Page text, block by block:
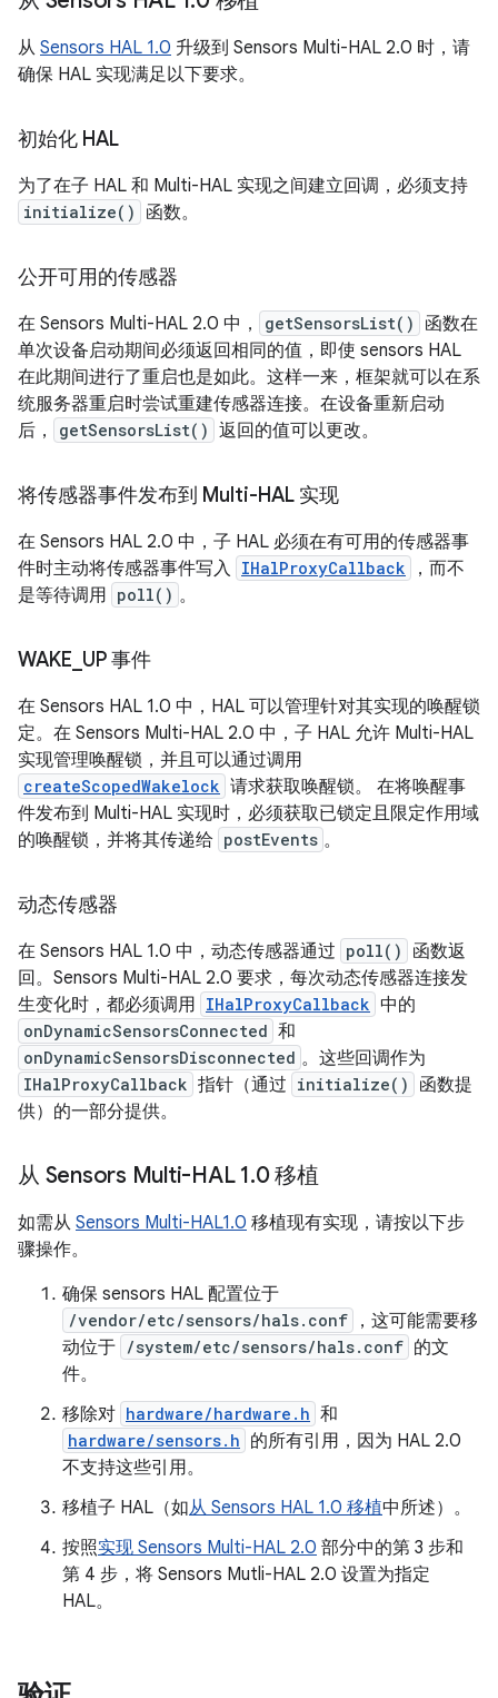
从 Sensors HAL 1.0 升级到 Sensors Multi-HAL 2.0 时，请
确保 HAL 实现满足以下要求。
初始化 HAL
为了在子 HAL 和 Multi-HAL 实现之间建立回调，必须支持
initialize() 函数。
公开可用的传感器
在 Sensors Multi-HAL 2.0 中， getSensorsList()
函数在
单次设备启动期间必须返回相同的值，即使 sensors HAL
在此期间进行了重启也是如此。这样一来，框架就可以在系
统服务器重启时尝试重建传感器连接。在设备重新启动
后，
getSensorsList() 返回的值可以更改。
将传感器事件发布到 Multi-HAL 实现
在 Sensors HAL 2.0 中，子 HAL 必须在有可用的传感器事
件时主动将传感器事件写入 IHalProxyCallback
，而不
是等待调用 poll() 。
WAKE UP 事件
在 Sensors HAL 1.0 中，HAL 可以管理针对其实现的唤醒锁
定。在 Sensors Multi-HAL 2.0 中，子 HAL 允许 Multi-HAL
实现管理唤醒锁，并且可以通过调用
createScopedWakelock 请求获取唤醒锁。 在将唤醒事
件发布到 Multi-HAL 实现时，必须获取已锁定且限定作用域
的唤醒锁，并将其传递给 postEvents 。
动态传感器
在 Sensors HAL 1.0 中，动态传感器通过 poll()
函数返
回。Sensors Multi-HAL 2.0 要求，每次动态传感器连接发
生变化时，都必须调用 IHalProxyCallback 中的
onDynamicSensorsConnected 和
onDynamicSensorsDisconnected 。这些回调作为
IHalProxyCallback 指针（通过 initialize()
函数提
供）的一部分提供。
从 Sensors Multi-HAL 1.0 移植
如需从 Sensors Multi-HAL1.0 移植现有实现，请按以下步
骤操作。
确保 sensors HAL 配置位于
/vendor/etc/sensors/hals.conf
，这可能需要移
动位于 /system/etc/sensors/hals.conf 的文
件。
移除对 hardware/hardware.h 和
hardware/sensors.h 的所有引用，因为 HAL 2.0
不支持这些引用。
移植子 HAL（如从 Sensors HAL 1.0 移植中所述）。
按照实现 Sensors Multi-HAL 2.0 部分中的第 3 步和
第 4 步，将 Sensors Mutli-HAL 2.0 设置为指定
HAL。